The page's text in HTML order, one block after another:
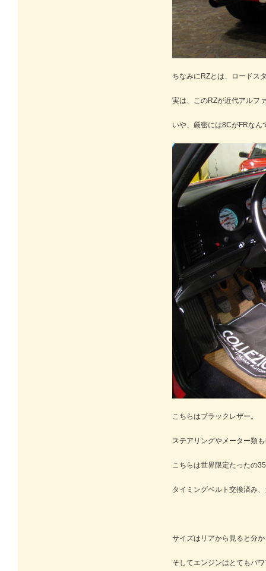
ちなみにRZとは、ロードス
実は、このRZが近代アルフ
いや、厳密には8CがFRなん
こちらはブラックレザー。
ステアリングやメーター類
こちらは世界限定たったの
タイミングベルト交換済み
サイズはリアから見ると分
そしてエンジンはとてもパ